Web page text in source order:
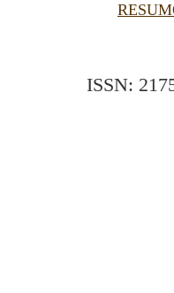
ISSN: